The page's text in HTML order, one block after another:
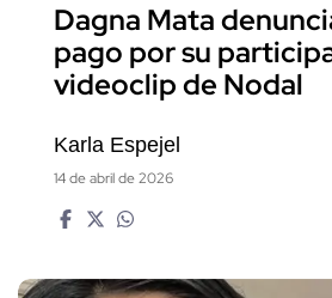
Dagna Mata
pago por su
videoclip de Nodal
Karla Espejel
14 de abril de 2026